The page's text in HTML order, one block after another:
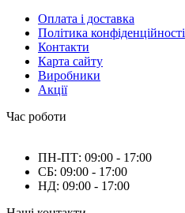
Оплата і доставка
Політика конфіденційності
Контакти
Карта сайту
Виробники
Акції
Час роботи
ПН-ПТ: 09:00 - 17:00
СБ: 09:00 - 17:00
НД: 09:00 - 17:00